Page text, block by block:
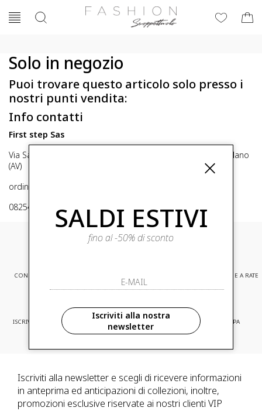
Solo in negozio
Puoi trovare questo articolo solo presso i
nostri punti vendita:
Info contatti
First step Sas
Via San Michele 16, Mirabella Eclano (Av) 83036 Mirabella Eclano
(AV)
ordini@fashionscoppettuolo.it
0825449414
CONSEGNA EXPRESS PAGAMENTI SICURI E A RATE
ISCRIVITI ED ACCEDI A PROMOZIONI
RISERVATE
CONSEGNA IN TUTTA EUROPA
Iscriviti alla newsletter e scegli di ricevere informazioni
in anteprima ed anticipazioni di collezioni, inoltre,
promozioni esclusive riservate ai nostri clienti VIP
SALDI ESTIVI
fino al -50% di sconto
Iscriviti alla nostra
newsletter